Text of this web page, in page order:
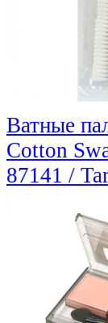
Ватные
Cotton
87141 /